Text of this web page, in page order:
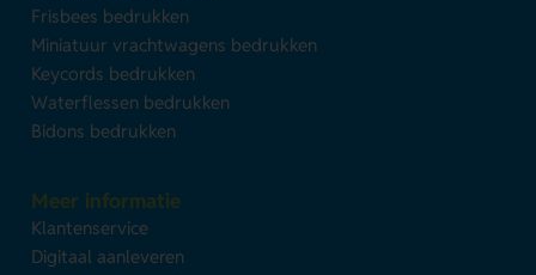
Frisbees bedrukken
Miniatuur vrachtwagens bedrukken
Keycords bedrukken
Waterflessen bedrukken
Bidons bedrukken
Meer informatie
Klantenservice
Digitaal aanleveren